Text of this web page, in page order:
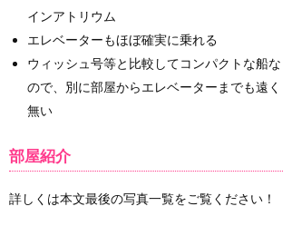
インアトリウム
エレベーターもほぼ確実に乗れる
ウィッシュ号等と比較してコンパクトな船な
ので、別に部屋からエレベーターまでも遠く
無い
部屋紹介
詳しくは本文最後の写真一覧をご覧ください！